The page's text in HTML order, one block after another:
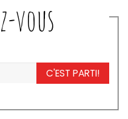
vous
C'EST PARTI!